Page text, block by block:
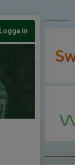
Logga in